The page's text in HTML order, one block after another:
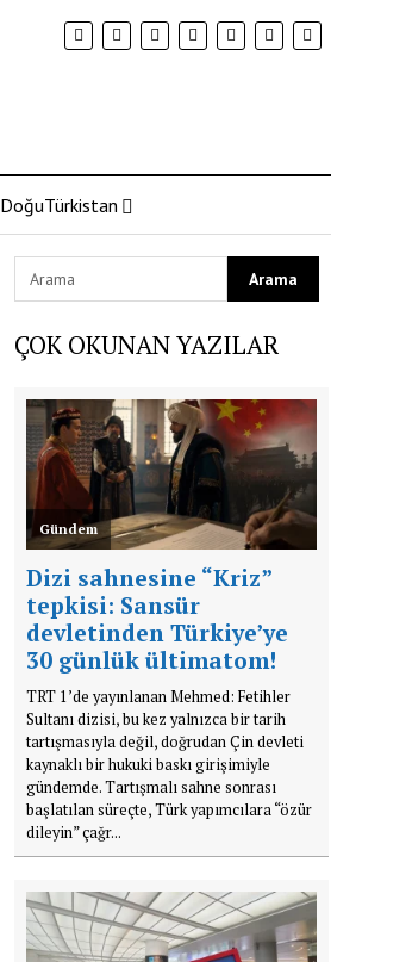
DoğuTürkistan
ÇOK OKUNAN YAZILAR
Gündem
Dizi sahnesine “Kriz”
tepkisi: Sansür
devletinden Türkiye’ye
30 günlük ültimatom!
TRT 1’de yayınlanan Mehmed: Fetihler
Sultanı dizisi, bu kez yalnızca bir tarih
tartışmasıyla değil, doğrudan Çin devleti
kaynaklı bir hukuki baskı girişimiyle
gündemde. Tartışmalı sahne sonrası
başlatılan süreçte, Türk yapımcılara “özür
dileyin” çağr...